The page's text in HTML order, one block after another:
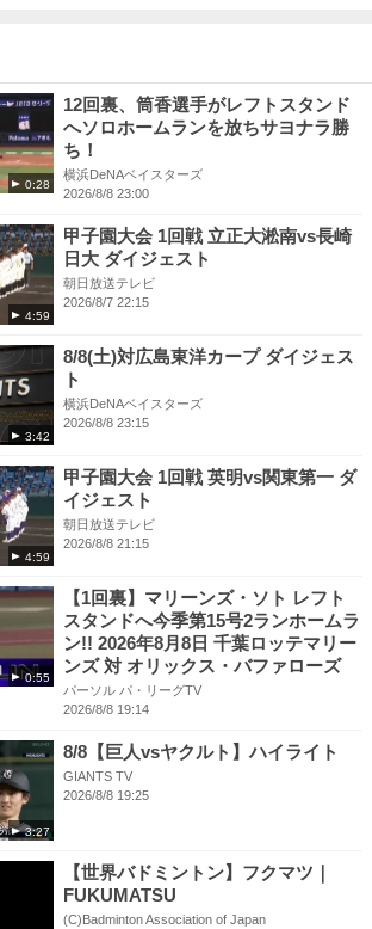
0:28
12回裏、筒香選手がレフトスタンド
へソロホームランを放ちサヨナラ勝
ち！
横浜DeNAベイスターズ
2026/8/8 23:00
4:59
甲子園大会 1回戦 立正大淞南vs長崎
日大 ダイジェスト
朝日放送テレビ
2026/8/7 22:15
3:42
8/8(土)対広島東洋カープ ダイジェス
ト
横浜DeNAベイスターズ
2026/8/8 23:15
4:59
甲子園大会 1回戦 英明vs関東第一 ダ
イジェスト
朝日放送テレビ
2026/8/8 21:15
0:55
【1回裏】マリーンズ・ソト レフト
スタンドへ今季第15号2ランホームラ
ン!! 2026年8月8日 千葉ロッテマリー
ンズ 対 オリックス・バファローズ
パーソル パ・リーグTV
2026/8/8 19:14
3:27
8/8【巨人vsヤクルト】ハイライト
GIANTS TV
2026/8/8 19:25
【世界バドミントン】フクマツ｜
FUKUMATSU
(C)Badminton Association of Japan